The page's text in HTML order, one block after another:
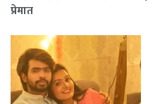
प्रेमात